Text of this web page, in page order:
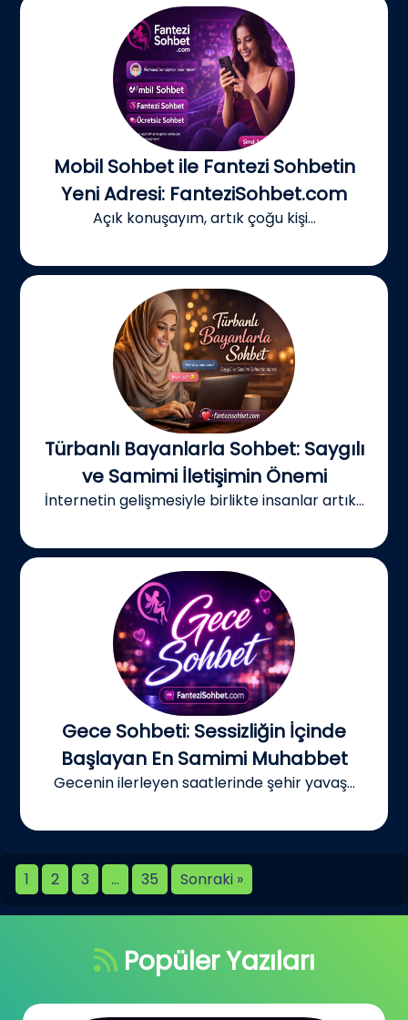
Mobil Sohbet ile Fantezi Sohbetin
Yeni Adresi: FanteziSohbet.com
Açık konuşayım, artık çoğu kişi...
Türbanlı Bayanlarla Sohbet: Saygılı
ve Samimi İletişimin Önemi
İnternetin gelişmesiyle birlikte insanlar artık...
Gece Sohbeti: Sessizliğin İçinde
Başlayan En Samimi Muhabbet
Gecenin ilerleyen saatlerinde şehir yavaş...
1 2 3 … 35 Sonraki »
Popüler Yazıları